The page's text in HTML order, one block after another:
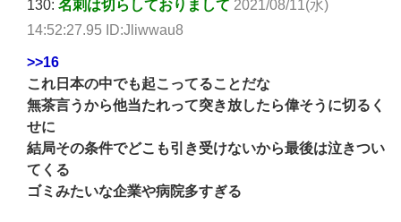
130: 名刺は切らしておりまして 2021/08/11(水)
14:52:27.95 ID:Jliwwau8
>>16
これ日本の中でも起こってることだな
無茶言うから他当たれって突き放したら偉そうに切るく
せに
結局その条件でどこも引き受けないから最後は泣きつい
てくる
ゴミみたいな企業や病院多すぎる